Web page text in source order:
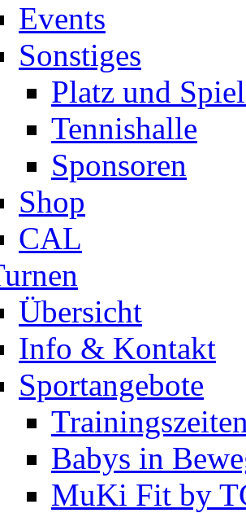
Events
Sonstiges
Platz und
Tennishalle
Sponsoren
Shop
CAL
Übersicht
Info & Kontakt
Sportangebote
Babys in
MuKi Fit by